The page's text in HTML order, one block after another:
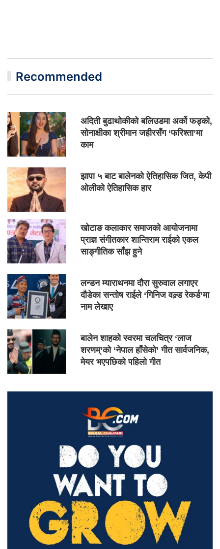
Recommended
अदिती बुढाथोकीको बलिउडमा अर्को फड्को,
सोनाक्षीका श्रीमान जहीरसँग ‘फरिश्ता’मा
काम
झापा ५ बाट बालेनको ऐतिहासिक जित, केपी
ओलीको ऐतिहासिक हार
खोटाङ कलाकार समाजको आयोजनामा
प्राज्ञ संगीतकार शान्तिराम राईको एकल
साङ्गीतिक साँझ हुने
लन्डन म्याराथनमा दौरा सुरुवाल लगाएर
दौडेका सन्तोष राईले ‘गिनिज वल्र्ड रेकर्ड’मा
नाम लेखाए
बालेन शाहको स्वरमा चलचित्र ‘लाज
शरणम्’को ‘नेपाल हाँसेको’ गीत सार्वजनिक,
मेयर भएपछिको पहिलो गीत